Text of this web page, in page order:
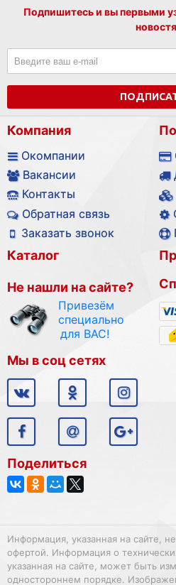
Подпишитесь и вы первыми
Компания
Окомпании
Вакансии
Контакты
Обратная связь
Заказать звонок
Каталог
Не нашли на сайте?
Привезём
специально
для ВАС!
Мы в соц сетях
Поделиться
Информация, указанная на сайте,
офертой. Информация о
указанная на сайте, может быть
одностороннем порядке.